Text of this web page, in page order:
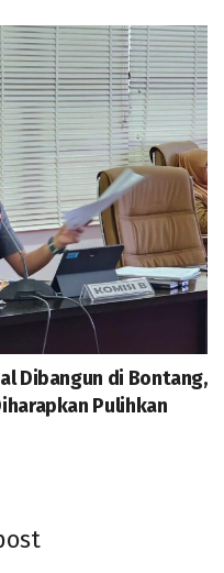
Dibangun di Bontang,
Pulihkan